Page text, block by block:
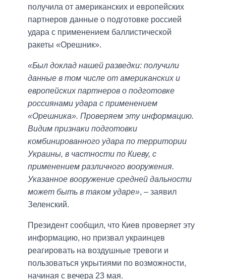
получила от американских и европейских
партнеров данные о подготовке россией
удара с применением баллистической
ракеты «Орешник».
«Был доклад нашей разведки: получили
данные в том числе от американских и
европейских партнеров о подготовке
россиянами удара с применением
«Орешника». Проверяем эту информацию.
Видим признаки подготовки
комбинированного удара по территории
Украины, в частности по Киеву, с
применением различного вооружения.
Указанное вооружение средней дальности
может быть в таком ударе», – заявил
Зеленский.
Президент сообщил, что Киев проверяет эту
информацию, но призвал украинцев
реагировать на воздушные тревоги и
пользоваться укрытиями по возможности,
начиная с вечера 23 мая.